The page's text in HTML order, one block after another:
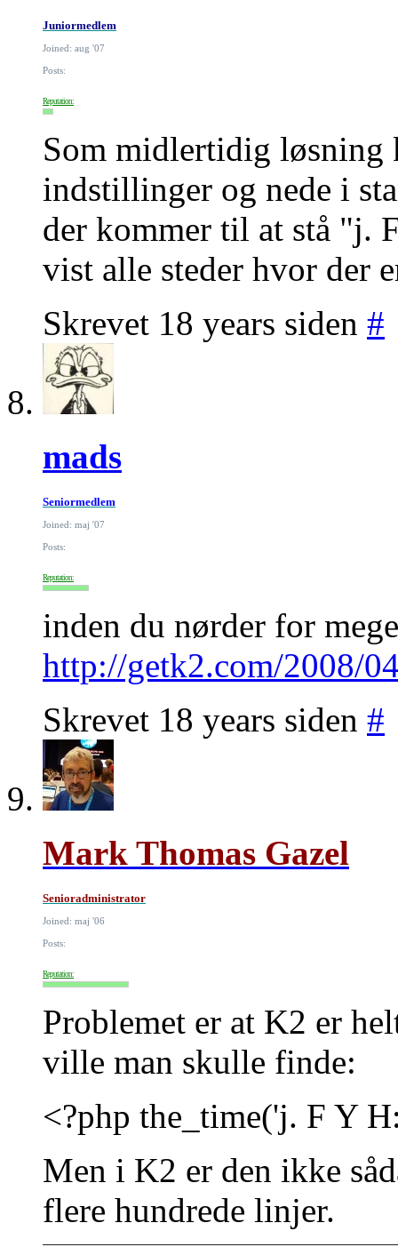
Juniormedlem
Joined: aug '07
Posts:
Reputation:
Som midlertidig løsning
indstillinger og nede i
der kommer til at stå "j.
vist alle steder hvor der
Skrevet 18 years siden #
mads
Seniormedlem
Joined: maj '07
Posts:
Reputation:
inden du nørder for
http://getk2.com/2008/
Skrevet 18 years siden #
Mark Thomas Gazel
Senioradministrator
Joined: maj '06
Posts:
Reputation:
Problemet er at K2 er
ville man skulle finde:
<?php the_time('j. F Y
Men i K2 er den ikke
flere hundrede linjer.